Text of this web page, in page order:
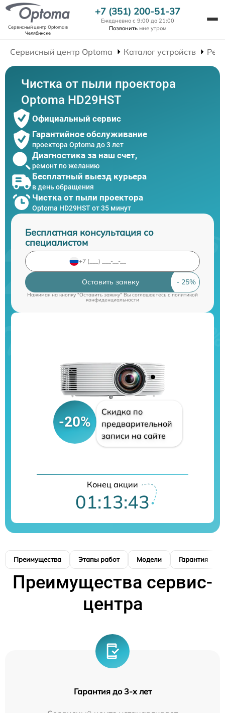
Сервисный центр Optomaв
Челябинске
+7 (351) 200-51-37
Ежедневно с 9:00 до 21:00
Позвонить мне утром
Сервисный центр Optoma Каталог устройств
Чистка от пыли проектора
Optoma HD29HST
Официальный сервис
Гарантийное обслуживание
проектора Optoma до 3 лет
Диагностика за наш счет,
ремонт по желанию
Бесплатный выезд курьера
в день обращения
Чистка от пыли проектора
Optoma HD29HST от 35 минут
Бесплатная консультация со
специалистом
Оставить заявку
Нажимая на кнопку "Оставить заявку" Вы соглашаетесь cполитикой
конфиденциальности
-20%
Скидка по
предварительной
записи на сайте
Конец акции
01:13:42
Преимущества Этапы работ Модели Гарантия
Преимущества сервис-
центра
Гарантия до 3-х лет